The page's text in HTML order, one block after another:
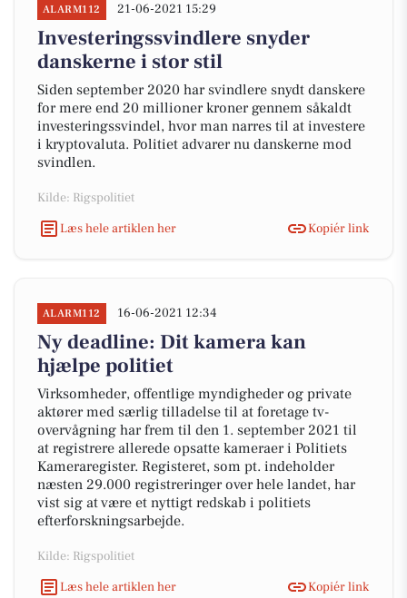
ALARM112 21-06-2021 15:29
Investeringssvindlere snyder
danskerne i stor stil
Siden september 2020 har svindlere snydt danskere
for mere end 20 millioner kroner gennem såkaldt
investeringssvindel, hvor man narres til at investere
i kryptovaluta. Politiet advarer nu danskerne mod
svindlen.
Kilde: Rigspolitiet
Læs hele artiklen her
Kopiér link
ALARM112 16-06-2021 12:34
Ny deadline: Dit kamera kan
hjælpe politiet
Virksomheder, offentlige myndigheder og private
aktører med særlig tilladelse til at foretage tv-
overvågning har frem til den 1. september 2021 til
at registrere allerede opsatte kameraer i Politiets
Kameraregister. Registeret, som pt. indeholder
næsten 29.000 registreringer over hele landet, har
vist sig at være et nyttigt redskab i politiets
efterforskningsarbejde.
Kilde: Rigspolitiet
Læs hele artiklen her
Kopiér link